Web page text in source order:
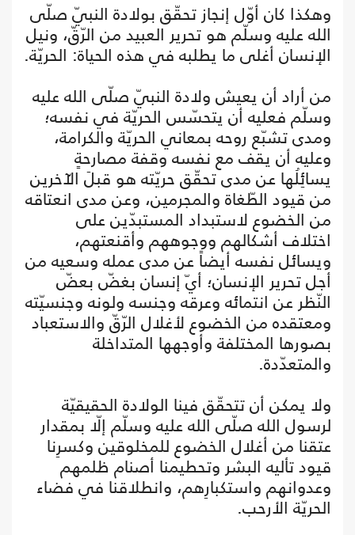
وهكذا كان أوّل إنجاز تحقّق بولادة النبيّ صلّى
الله عليه وسلّم هو تحرير العبيد من الرّقّ، ونيل
الإنسان أغلى ما يطلبه في هذه الحياة: الحريّة.
من أراد أن يعيش ولادة النبيّ صلّى الله عليه
وسلّم فعليه أن يتحسّس الحريّة في نفسه؛
ومدى تشبّع روحه بمعاني الحريّة والكرامة،
وعليه أن يقف مع نفسه وقفة مصارحةٍ
يسائِلُها عن مدى تحقّق حريّته هو قبلَ الآخرين
من قيود الطّغاة والمجرمين، وعن مدى انعتاقه
من الخضوع لاستبداد المستبدّين على
اختلاف أشكالهم ووجوههم وأقنعتهم،
ويسائل نفسه أيضاً عن مدى عمله وسعيه من
أجل تحرير الإنسان؛ أيّ إنسان بغضّ بعضّ
النّظر عن انتمائه وعرقه وجنسه ولونه وجنسيّته
ومعتقده من الخضوع لأغلال الرّقّ والاستعباد
بصورها المختلفة وأوجهها المتداخلة
والمتعدّدة.
ولا يمكن أن تتحقّق فينا الولادة الحقيقيّة
لرسول الله صلّى الله عليه وسلّم إلّا بمقدار
عتقنا من أغلال الخضوع للمخلوقين وكسرِنا
قيود تأليه البشر وتحطيمنا أصنام ظلمهم
وعدوانهم واستكبارِهم، وانطلاقنا في فضاء
الحريّة الأرحب.